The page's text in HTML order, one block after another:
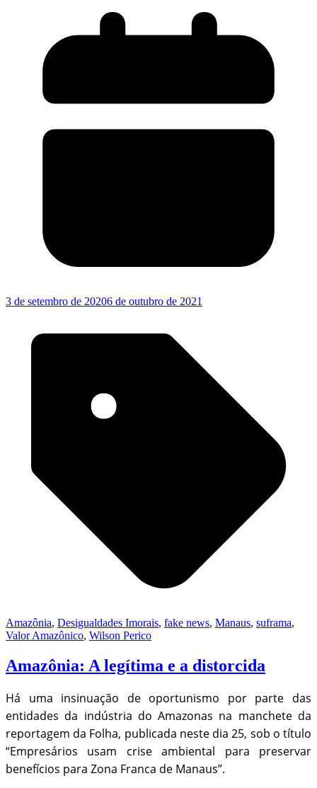
3 de setembro de 20206 de outubro de 2021
Amazônia, Desigualdades Imorais, fake news, Manaus, suframa,
Valor Amazônico, Wilson Perico
Amazônia: A legítima e a distorcida
Há uma insinuação de oportunismo por parte das
entidades da indústria do Amazonas na manchete da
reportagem da Folha, publicada neste dia 25, sob o título
“Empresários usam crise ambiental para preservar
benefícios para Zona Franca de Manaus”.